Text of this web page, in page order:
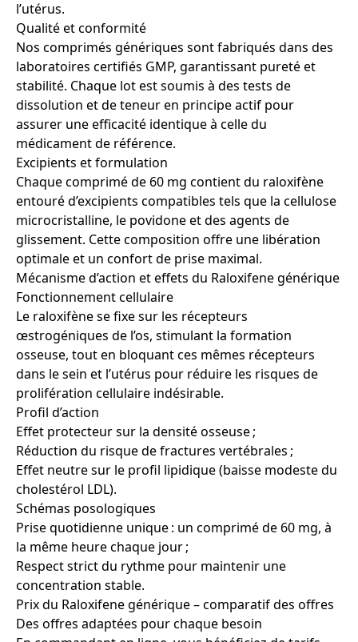
l’utérus.
Qualité et conformité
Nos comprimés génériques sont fabriqués dans des
laboratoires certifiés GMP, garantissant pureté et
stabilité. Chaque lot est soumis à des tests de
dissolution et de teneur en principe actif pour
assurer une efficacité identique à celle du
médicament de référence.
Excipients et formulation
Chaque comprimé de 60 mg contient du raloxifène
entouré d’excipients compatibles tels que la cellulose
microcristalline, le povidone et des agents de
glissement. Cette composition offre une libération
optimale et un confort de prise maximal.
Mécanisme d’action et effets du Raloxifene générique
Fonctionnement cellulaire
Le raloxifène se fixe sur les récepteurs
œstrogéniques de l’os, stimulant la formation
osseuse, tout en bloquant ces mêmes récepteurs
dans le sein et l’utérus pour réduire les risques de
prolifération cellulaire indésirable.
Profil d’action
Effet protecteur sur la densité osseuse ;
Réduction du risque de fractures vertébrales ;
Effet neutre sur le profil lipidique (baisse modeste du
cholestérol LDL).
Schémas posologiques
Prise quotidienne unique : un comprimé de 60 mg, à
la même heure chaque jour ;
Respect strict du rythme pour maintenir une
concentration stable.
Prix du Raloxifene générique – comparatif des offres
Des offres adaptées pour chaque besoin